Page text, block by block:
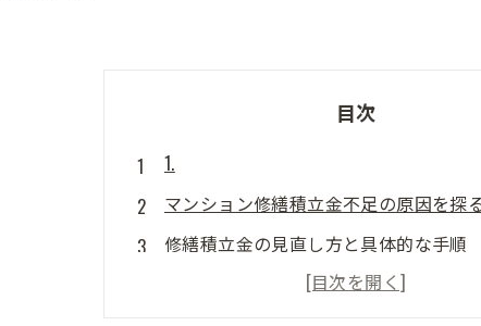
目次
1.
マンション修繕積立金不足の原因を探
修繕積立金の見直し方と具体的な手順
住民の合意を得るためのコミュニケー